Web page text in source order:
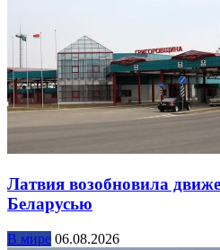
Латвия возобновила
Беларусью
В мире 06.08.2026